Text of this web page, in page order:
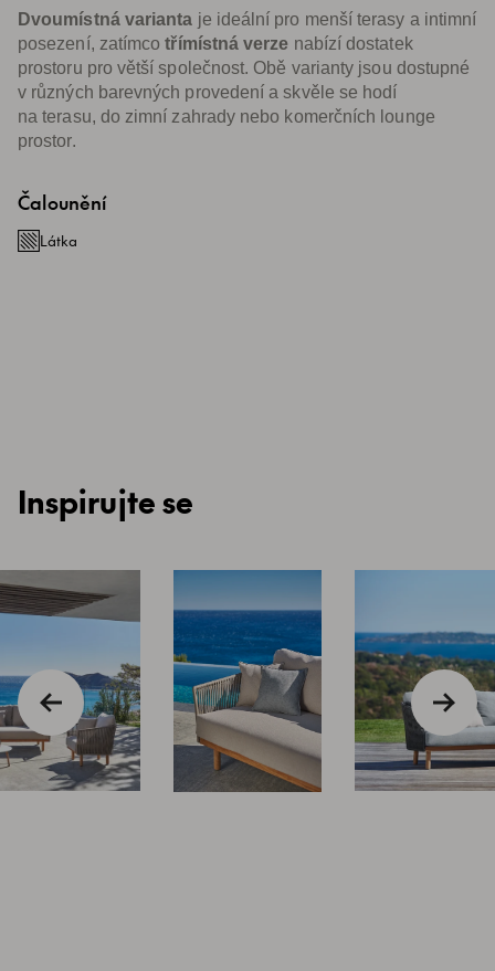
Dvoumístná varianta je ideální pro menší terasy a intimní
posezení, zatímcotřímístná verze nabízí dostatek
prostoru pro větší společnost. Obě varianty jsou dostupné
v různých barevných provedení a skvěle se hodí
na terasu, do zimní zahrady nebo komerčních lounge
prostor.
Čalounění
Látka
Inspirujte se